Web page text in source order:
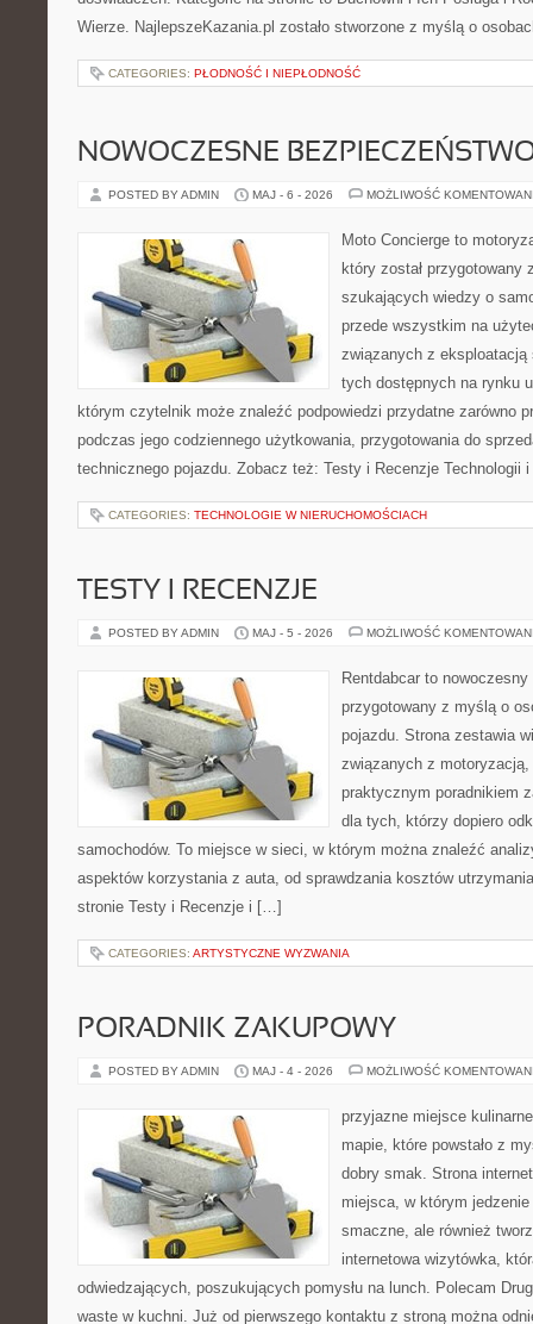
Wierze. NajlepszeKazania.pl zostało stworzone z myślą o
CATEGORIES: PŁODNOŚĆ I NIEPŁODNOŚĆ
NOWOCZESNE
POSTED BY ADMIN MAJ - 6 - 2026 MOŻLIWOŚĆ
Moto Concierge to
który został przygotowany
szukających wiedzy o
przede wszystkim na
związanych z eksploatacją
tych dostępnych na rynku
którym czytelnik może znaleźć podpowiedzi przydatne zarówno
podczas jego codziennego użytkowania, przygotowania do
technicznego pojazdu. Zobacz też: Testy i Recenzje
CATEGORIES: TECHNOLOGIE W NIERUCHOMOŚCIACH
TESTY I RECENZJE
POSTED BY ADMIN MAJ - 5 - 2026 MOŻLIWOŚĆ
Rentdabcar to
przygotowany z myślą o
pojazdu. Strona zestawia
związanych z
praktycznym poradnikiem
dla tych, którzy dopiero
samochodów. To miejsce w sieci, w którym można znaleźć
aspektów korzystania z auta, od sprawdzania kosztów
stronie Testy i Recenzje i […]
CATEGORIES: ARTYSTYCZNE WYZWANIA
PORADNIK ZAKUPOWY
POSTED BY ADMIN MAJ - 4 - 2026 MOŻLIWOŚĆ
przyjazne miejsce
mapie, które powstało z
dobry smak. Strona
miejsca, w którym
smaczne, ale również
internetowa wizytówka,
odwiedzających, poszukujących pomysłu na lunch. Polecam
waste w kuchni. Już od pierwszego kontaktu z stroną można